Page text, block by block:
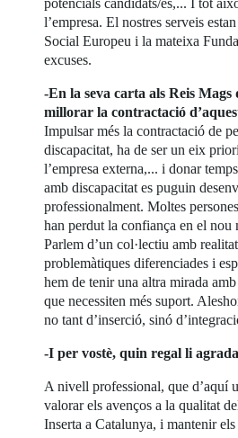
potencials candidats/es,... I tot
l’empresa. El nostres serveis
Social Europeu i la mateixa
excuses.
-En la seva carta als Reis
millorar la contractació
Impulsar més la contractació de
discapacitat, ha de ser un eix
l’empresa externa,... i donar
amb discapacitat es puguin
professionalment. Moltes
han perdut la confiança en el nou
Parlem d’un col·lectiu amb
problemàtiques diferenciades i
hem de tenir una altra mirada
que necessiten més suport.
no tant d’inserció, sinó
-I per vostè, quin regal li
A nivell professional, que d’aquí
valorar els avenços a la qualitat
Inserta a Catalunya, i mantenir